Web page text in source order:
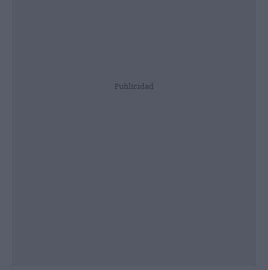
Publicidad